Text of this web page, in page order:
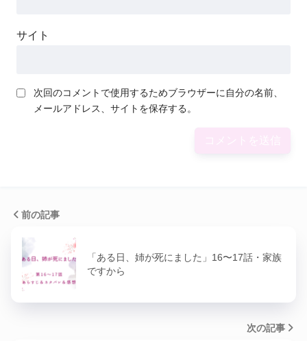
サイト
次回のコメントで使用するためブラウザーに自分の名前、
メールアドレス、サイトを保存する。
前の記事
「ある日、姉が死にました」16〜17話・家族
ですから
次の記事